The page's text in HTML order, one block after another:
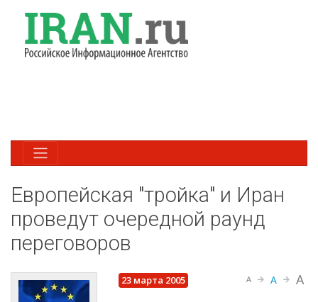
Европейская "тройка" и Иран
проведут очередной раунд
переговоров
23 марта 2005 A A A